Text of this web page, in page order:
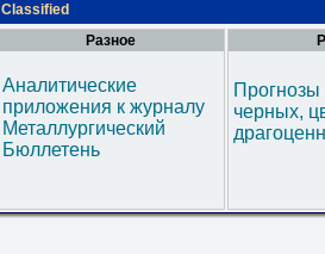
Classified
Разное
Аналитические
приложения к журналу
Металлургический
Бюллетень
черных,